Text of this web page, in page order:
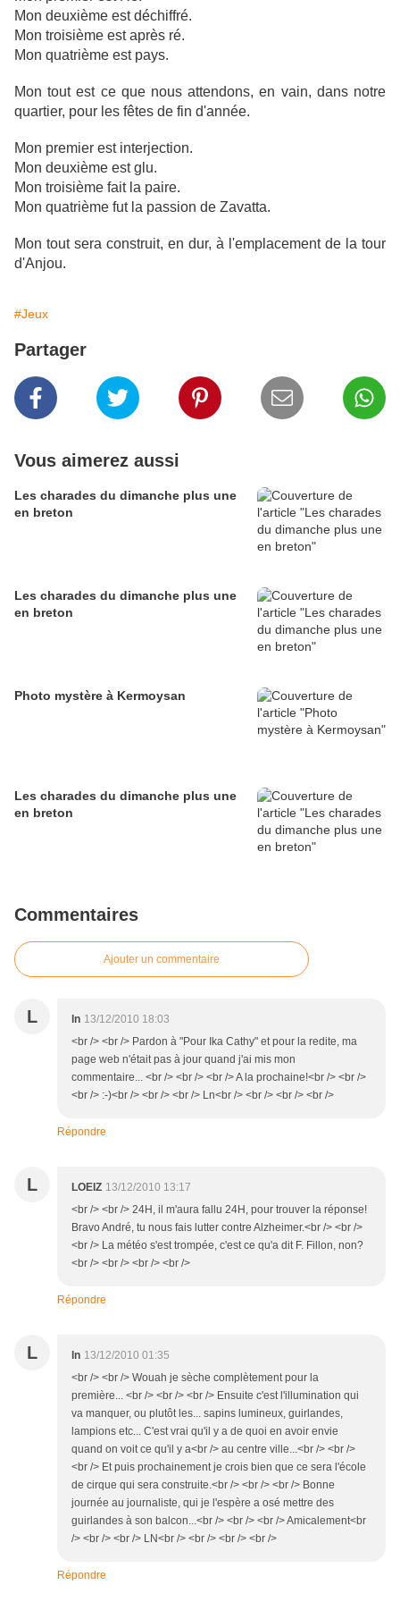
Mon deuxième est déchiffré.
Mon troisième est après ré.
Mon quatrième est pays.
Mon tout est ce que nous attendons, en vain, dans notre
quartier, pour les fêtes de fin d'année.
Mon premier est interjection.
Mon deuxième est glu.
Mon troisième fait la paire.
Mon quatrième fut la passion de Zavatta.
Mon tout sera construit, en dur, à l'emplacement de la tour
d'Anjou.
#Jeux
Partager
Vous aimerez aussi
Les charades du dimanche plus une
en breton
Les charades du dimanche plus une
en breton
Photo mystère à Kermoysan
Les charades du dimanche plus une
en breton
Commentaires
Ajouter un commentaire
L ln 13/12/2010 18:03
<br /> <br /> Pardon à "Pour Ika Cathy" et pour la redite, ma
page web n'était pas à jour quand j'ai mis mon
commentaire... <br /> <br /> <br /> A la prochaine!<br /> <br />
<br /> :-)<br /> <br /> <br /> Ln<br /> <br /> <br /> <br />
Répondre
L LOEIZ 13/12/2010 13:17
<br /> <br /> 24H, il m'aura fallu 24H, pour trouver la réponse!
Bravo André, tu nous fais lutter contre Alzheimer.<br /> <br />
<br /> La météo s'est trompée, c'est ce qu'a dit F. Fillon, non?
<br /> <br /> <br /> <br />
Répondre
L ln 13/12/2010 01:35
<br /> <br /> Wouah je sèche complètement pour la
première... <br /> <br /> <br /> Ensuite c'est l'illumination qui
va manquer, ou plutôt les... sapins lumineux, guirlandes,
lampions etc... C'est vrai qu'il y a de quoi en avoir envie
quand on voit ce qu'il y a<br /> au centre ville...<br /> <br />
<br /> Et puis prochainement je crois bien que ce sera l'école
de cirque qui sera construite.<br /> <br /> <br /> Bonne
journée au journaliste, qui je l'espère a osé mettre des
guirlandes à son balcon...<br /> <br /> <br /> Amicalement<br
/> <br /> <br /> LN<br /> <br /> <br /> <br />
Répondre